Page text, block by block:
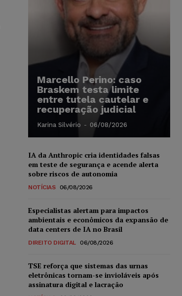
Marcello Perino: caso
Braskem testa limite
entre tutela cautelar e
recuperação judicial
Karina Silvério - 06/08/2026
IA da Anthropic cria identidades falsas
em teste de segurança e acende alerta
sobre riscos de autonomia
NOTÍCIAS 06/08/2026
Especialistas alertam para impactos
ambientais e econômicos da expansão de
data centers de IA no Brasil
DIREITO DIGITAL 06/08/2026
TSE reforça que sistemas das urnas
eletrônicas tornam-se invioláveis após
assinatura digital e lacração